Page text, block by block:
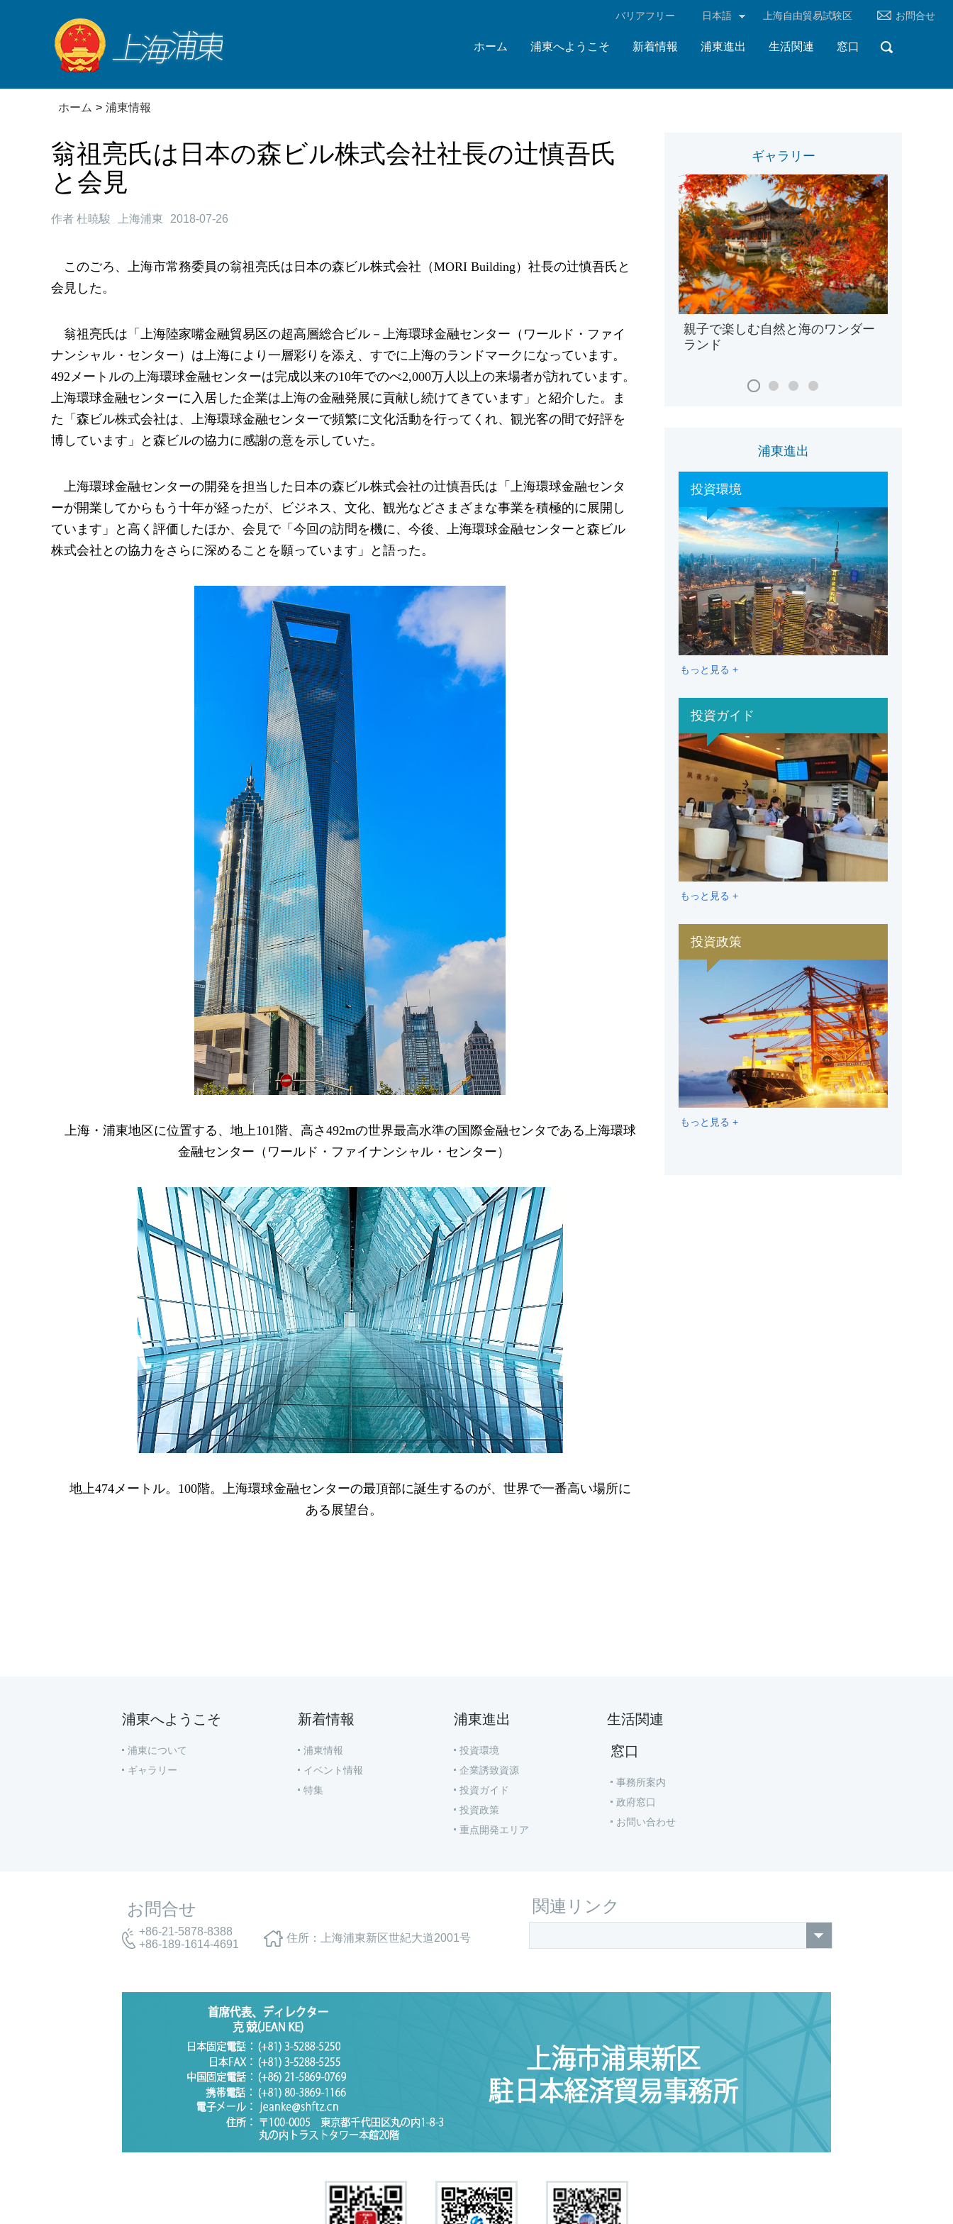
‌バリアフリー 日本語 上海自由貿易試験区 お問合せ
ホーム 浦東へようこそ 新着情報 浦東進出 生活関連 窓口
ホーム > 浦東情報
翁祖亮氏は日本の森ビル株式会社社長の辻慎吾氏
と会見
作者 杜暁駿 上海浦東 2018-07-26
このごろ、上海市常務委員の翁祖亮氏は日本の森ビル株式会社（MORI Building）社長の辻慎吾氏と
会見した。
翁祖亮氏は「上海陸家嘴金融貿易区の超高層総合ビル－上海環球金融センター（ワールド・ファイ
ナンシャル・センター）は上海により一層彩りを添え、すでに上海のランドマークになっています。
492メートルの上海環球金融センターは完成以来の10年でのべ2,000万人以上の来場者が訪れています。
上海環球金融センターに入居した企業は上海の金融発展に貢献し続けてきています」と紹介した。ま
た「森ビル株式会社は、上海環球金融センターで頻繁に文化活動を行ってくれ、観光客の間で好評を
博しています」と森ビルの協力に感謝の意を示していた。
上海環球金融センターの開発を担当した日本の森ビル株式会社の辻慎吾氏は「上海環球金融センタ
ーが開業してからもう十年が経ったが、ビジネス、文化、観光などさまざまな事業を積極的に展開し
ています」と高く評価したほか、会見で「今回の訪問を機に、今後、上海環球金融センターと森ビル
株式会社との協力をさらに深めることを願っています」と語った。
上海・浦東地区に位置する、地上101階、高さ492mの世界最高水準の国際金融センタである上海環球
金融センター（ワールド・ファイナンシャル・センター）
地上474メートル。100階。上海環球金融センターの最頂部に誕生するのが、世界で一番高い場所に
ある展望台。
ギャラリー
親子で楽しむ自然と海のワンダー
ランド
浦東進出
投資環境
もっと見る +
投資ガイド
もっと見る +
投資政策
もっと見る +
浦東へようこそ
浦東について
ギャラリー
新着情報
浦東情報
イベント情報
特集
浦東進出
投資環境
企業誘致資源
投資ガイド
投資政策
重点開発エリア
生活関連
窓口
事務所案内
政府窓口
お問い合わせ
お問合せ
+86-21-5878-8388
+86-189-1614-4691
住所：上海浦東新区世紀大道2001号
関連リンク